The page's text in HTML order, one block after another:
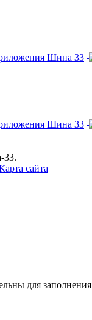
33.
сайта
для заполнения